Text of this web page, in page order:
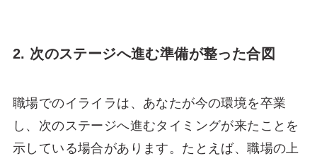
2. 次のステージへ進む準備が整った合図
職場でのイライラは、あなたが今の環境を卒業
し、次のステージへ進むタイミングが来たことを
示している場合があります。たとえば、職場の上